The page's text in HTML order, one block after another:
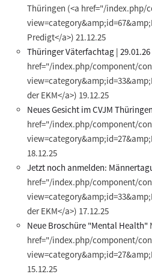
Thüringen (<a href="/index.php/
Predigt</a>) 21.12.25
Thüringer Väterfachtag | 29.01.26
href="/index.php/component/
der EKM</a>) 19.12.25
Neues Gesicht im CVJM Thüringen
href="/index.php/component/
18.12.25
Jetzt noch anmelden:
href="/index.php/component/
der EKM</a>) 17.12.25
Neue Broschüre "Mental Health"
href="/index.php/component/
15.12.25